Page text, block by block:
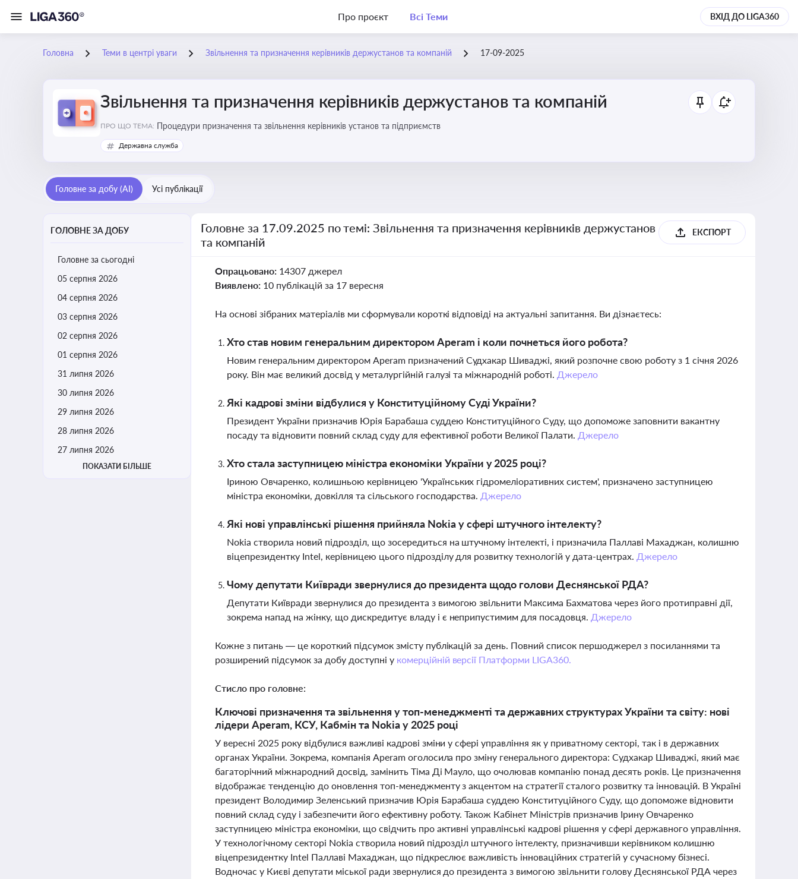
Про проєкт Всі Теми ВХІД ДО LIGA360
Головна Теми в центрі уваги Звільнення та призначення керівників держустанов та компаній 17-09-2025
Звільнення та призначення керівників держустанов та компаній
ПРО ЩО ТЕМА: Процедури призначення та звільнення керівників установ та підприємств
Державна служба
Головне за добу (AI) Усі публікації
ГОЛОВНЕ ЗА ДОБУ
Головне за сьогодні
05 серпня 2026
04 серпня 2026
03 серпня 2026
02 серпня 2026
01 серпня 2026
31 липня 2026
30 липня 2026
29 липня 2026
28 липня 2026
27 липня 2026
ПОКАЗАТИ БІЛЬШЕ
Головне за 17.09.2025 по темі: Звільнення та призначення керівників держустанов
та компаній
ЕКСПОРТ
Опрацьовано: 14307 джерел
Виявлено: 10 публікацій за 17 вересня
На основі зібраних матеріалів ми сформували короткі відповіді на актуальні запитання. Ви дізнаєтесь:
Хто став новим генеральним директором Aperam і коли почнеться його робота?
Новим генеральним директором Aperam призначений Судхакар Шиваджі, який розпочне свою роботу з 1 січня 2026
року. Він має великий досвід у металургійній галузі та міжнародній роботі. Джерело
Які кадрові зміни відбулися у Конституційному Суді України?
Президент України призначив Юрія Барабаша суддею Конституційного Суду, що допоможе заповнити вакантну
посаду та відновити повний склад суду для ефективної роботи Великої Палати. Джерело
Хто стала заступницею міністра економіки України у 2025 році?
Іриною Овчаренко, колишньою керівницею 'Українських гідромеліоративних систем', призначено заступницею
міністра економіки, довкілля та сільського господарства. Джерело
Які нові управлінські рішення прийняла Nokia у сфері штучного інтелекту?
Nokia створила новий підрозділ, що зосередиться на штучному інтелекті, і призначила Паллаві Махаджан, колишню
віцепрезидентку Intel, керівницею цього підрозділу для розвитку технологій у дата-центрах. Джерело
Чому депутати Київради звернулися до президента щодо голови Деснянської РДА?
Депутати Київради звернулися до президента з вимогою звільнити Максима Бахматова через його протиправні дії,
зокрема напад на жінку, що дискредитує владу і є неприпустимим для посадовця. Джерело
Кожне з питань — це короткий підсумок змісту публікацій за день. Повний список першоджерел з посиланнями та
розширений підсумок за добу доступні у комерційній версії Платформи LIGA360.
Стисло про головне:
Ключові призначення та звільнення у топ-менеджменті та державних структурах України та світу: нові
лідери Aperam, КСУ, Кабмін та Nokia у 2025 році
У вересні 2025 року відбулися важливі кадрові зміни у сфері управління як у приватному секторі, так і в державних
органах України. Зокрема, компанія Aperam оголосила про зміну генерального директора: Судхакар Шиваджі, який має
багаторічний міжнародний досвід, замінить Тіма Ді Мауло, що очолював компанію понад десять років. Це призначення
відображає тенденцію до оновлення топ-менеджменту з акцентом на стратегії сталого розвитку та інновацій. В Україні
президент Володимир Зеленський призначив Юрія Барабаша суддею Конституційного Суду, що допоможе відновити
повний склад суду і забезпечити його ефективну роботу. Також Кабінет Міністрів призначив Ірину Овчаренко
заступницею міністра економіки, що свідчить про активні управлінські кадрові рішення у сфері державного управління.
У технологічному секторі Nokia створила новий підрозділ штучного інтелекту, призначивши керівником колишню
віцепрезидентку Intel Паллаві Махаджан, що підкреслює важливість інноваційних стратегій у сучасному бізнесі.
Водночас у Києві депутати міської ради звернулися до президента з вимогою звільнити голову Деснянської РДА через